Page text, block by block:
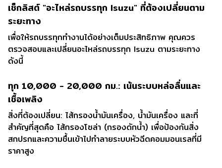
เช็กลิสต์ "อะไหล่รถบรรทุก Isuzu" ที่ต้องเปลี่ยนตาม
ระยะทาง
เพื่อให้รถบรรทุกทำงานได้อย่างเต็มประสิทธิภาพ คุณควร
ตรวจสอบและเปลี่ยนอะไหล่รถบรรทุก Isuzu ตามระยะทาง
ดังนี้
ทุก 10,000 - 20,000 กม.: เน้นระบบหล่อลื่นและ
เชื้อเพลิง
สิ่งที่ต้องเปลี่ยน: ไส้กรองน้ำมันเครื่อง, น้ำมันเครื่อง และที่
สำคัญที่สุดคือ ไส้กรองโซล่า (กรองดักน้ำ) เพื่อป้องกันสิ่ง
สกปรกและความชื้นเข้าไปทำลายระบบหัวฉีดคอมมอนเรลที่มี
ราคาสูง